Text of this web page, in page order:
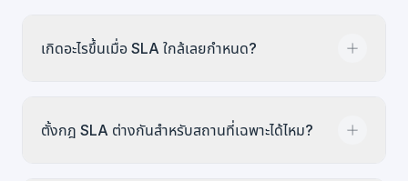
สำหรับแต่ละระดับ (สูง กลาง ต่ำ) เช่น ลำดับสูงอาจมีเป้า
เกิดอะไรขึ้นเมื่อ SLA ใกล้เลยกำหนด?
เหลืองสำหรับ At Risk (ใกล้กำหนด) และแดงสำหรับ
ตั้งกฎ SLA ต่างกันสำหรับสถานที่เฉพาะได้ไหม?